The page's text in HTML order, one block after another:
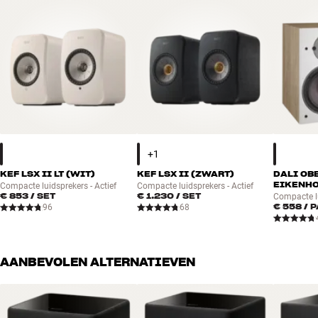
KEF LSX II LT (WIT)
Compacte luidsprekers - Actief
€ 853 / SET
96
KEF LSX II (ZWART)
Compacte luidsprekers - Actief
€ 1.230/ SET
68
DALI
Compacte
€ 558 /
AANBEVOLEN ALTERNATIEVEN